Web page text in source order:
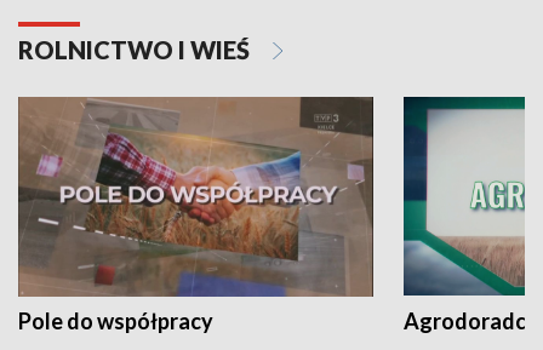
ROLNICTWO I WIEŚ
Pole do współpracy Agrodoradcy